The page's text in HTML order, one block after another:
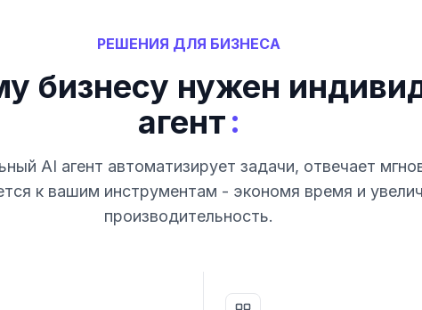
РЕШЕНИЯ ДЛЯ БИЗНЕСА
бизнесу нужен
агент:
AI агент автоматизирует задачи, отвечает
к вашим инструментам - экономя время и
производительность.